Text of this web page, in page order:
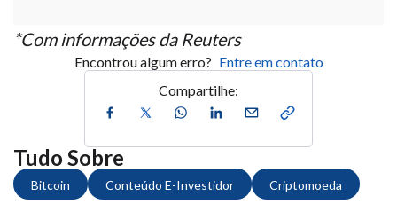
*Com informações da Reuters
Encontrou algum erro? Entre em contato
Compartilhe:
Tudo Sobre
Bitcoin Conteúdo E-Investidor Criptomoeda